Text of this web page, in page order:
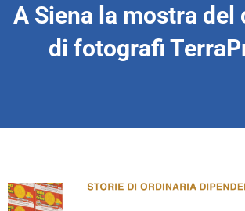
A Siena la mostra
di fotografi